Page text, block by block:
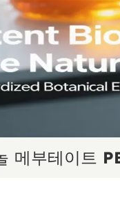
메부테이트